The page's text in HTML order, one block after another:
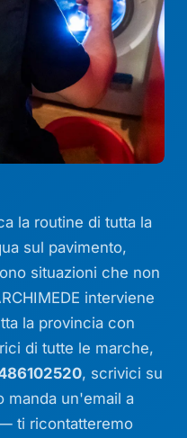
la routine di tutta la
sul pavimento,
situazioni che non
interviene
la provincia con
di tutte le marche,
, scrivici su
manda un'email a
ti ricontatteremo